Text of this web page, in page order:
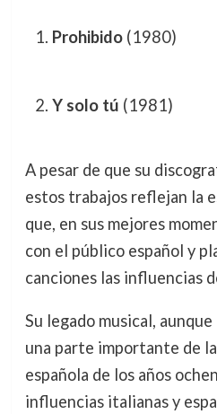
Prohibido(1980)
Y solo tú (1981)
A pesar de que su
estos trabajos reflejan la
que, en sus mejores
con el público español y
canciones las influencias
Su legado musical,
una parte importante de
española de los años
influencias italianas y